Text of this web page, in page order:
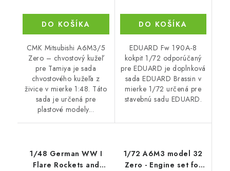
DO KOŠÍKA
CMK Mitsubishi A6M3/5
Zero – chvostový kužeľ
pre Tamiya je sada
chvostového kužeľa z
živice v mierke 1:48. Táto
sada je určená pre
plastové modely...
DO KOŠÍKA
EDUARD Fw 190A-8
kokpit 1/72 odporúčaný
pre EDUARD je doplnková
sada EDUARD Brassin v
mierke 1/72 určená pre
stavebnú sadu EDUARD.
1/48 German WW I
Flare Rockets and
1/72 A6M3 model 32
Zero - Engine set for